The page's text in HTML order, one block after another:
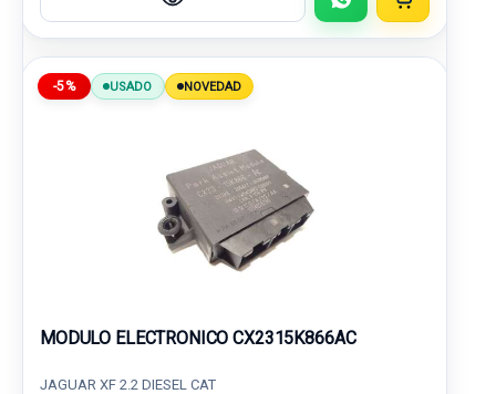
-5% USADO NOVEDAD
MODULO ELECTRONICO CX2315K866AC
JAGUAR XF 2.2 DIESEL CAT